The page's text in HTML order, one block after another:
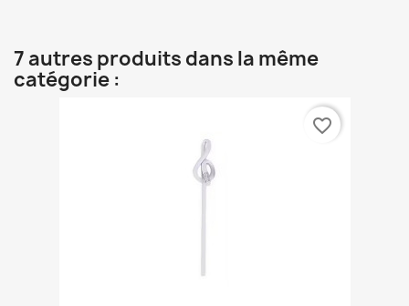
7 autres produits dans la même
catégorie :
favorite_border